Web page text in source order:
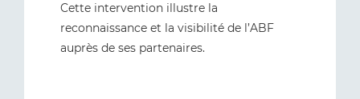
Cette intervention illustre la
reconnaissance et la visibilité de l’ABF
auprès de ses partenaires.